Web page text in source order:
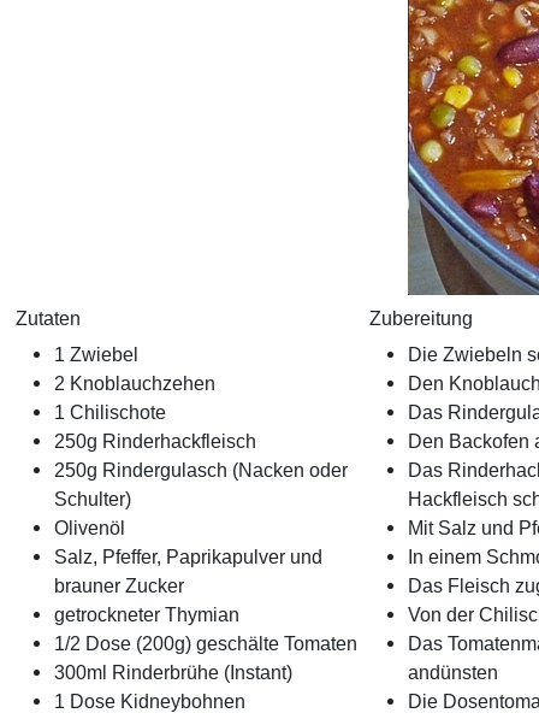
Zutaten
1 Zwiebel
2 Knoblauchzehen
1 Chilischote
250g Rinderhackfleisch
250g Rindergulasch (Nacken oder
Schulter)
Olivenöl
Salz, Pfeffer, Paprikapulver und
brauner Zucker
getrockneter Thymian
1/2 Dose (200g) geschälte Tomaten
300ml Rinderbrühe (Instant)
1 Dose Kidneybohnen
Zubereitung
Die Zwiebeln
Den
Das
Den Backofen
Das
Hackfleisch
Mit Salz und
In einem
Das Fleisch
Von der
Das
andünsten
Die